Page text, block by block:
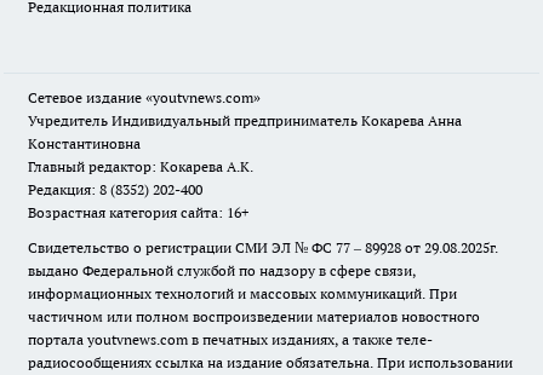
Редакционная политика
Сетевое издание «youtvnews.com»
Учредитель Индивидуальный предприниматель Кокарева Анна
Константиновна
Главный редактор: Кокарева А.К.
Редакция: 8 (8352) 202-400
Возрастная категория сайта: 16+
Свидетельство о регистрации СМИ ЭЛ № ФС 77 – 89928 от 29.08.2025г.
выдано Федеральной службой по надзору в сфере связи,
информационных технологий и массовых коммуникаций. При
частичном или полном воспроизведении материалов новостного
портала youtvnews.com в печатных изданиях, а также теле-
радиосообщениях ссылка на издание обязательна. При использовании